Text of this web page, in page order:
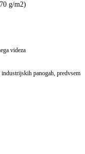
g/m2)
videza
panogah, predvsem